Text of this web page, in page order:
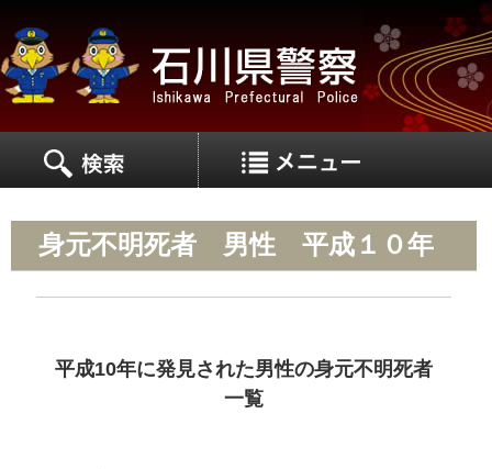
身元不明死者 男性 平成１０年
平成10年に発見された男性の身元不明死者
一覧